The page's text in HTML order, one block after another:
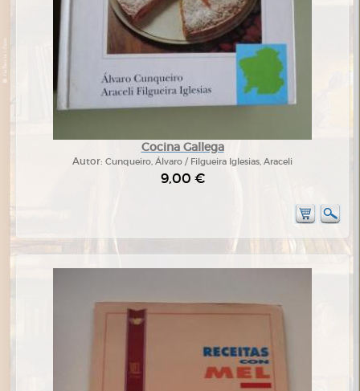
Cocina Gallega
Autor: Cunqueiro, Álvaro / Filgueira Iglesias, Araceli
9,00 €